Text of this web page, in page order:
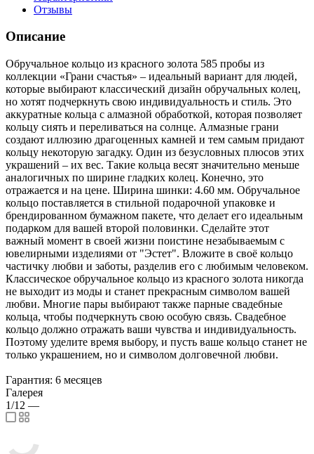
Отзывы
Описание
Обручальное кольцо из красного золота 585 пробы из
коллекции «Грани счастья» – идеальный вариант для людей,
которые выбирают классический дизайн обручальных колец,
но хотят подчеркнуть свою индивидуальность и стиль. Это
аккуратные кольца с алмазной обработкой, которая позволяет
кольцу сиять и переливаться на солнце. Алмазные грани
создают иллюзию драгоценных камней и тем самым придают
кольцу некоторую загадку. Один из безусловных плюсов этих
украшений – их вес. Такие кольца весят значительно меньше
аналогичных по ширине гладких колец. Конечно, это
отражается и на цене. Ширина шинки: 4.60 мм. Обручальное
кольцо поставляется в стильной подарочной упаковке и
брендированном бумажном пакете, что делает его идеальным
подарком для вашей второй половинки. Сделайте этот
важный момент в своей жизни поистине незабываемым с
ювелирными изделиями от "Эстет". Вложите в своё кольцо
частичку любви и заботы, разделив его с любимым человеком.
Классическое обручальное кольцо из красного золота никогда
не выходит из моды и станет прекрасным символом вашей
любви. Многие пары выбирают также парные свадебные
кольца, чтобы подчеркнуть свою особую связь. Свадебное
кольцо должно отражать ваши чувства и индивидуальность.
Поэтому уделите время выбору, и пусть ваше кольцо станет не
только украшением, но и символом долговечной любви.
Гарантия: 6 месяцев
Галерея
1/12 —